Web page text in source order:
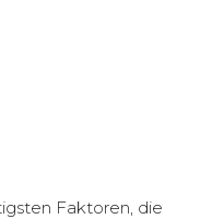
Faktoren, die